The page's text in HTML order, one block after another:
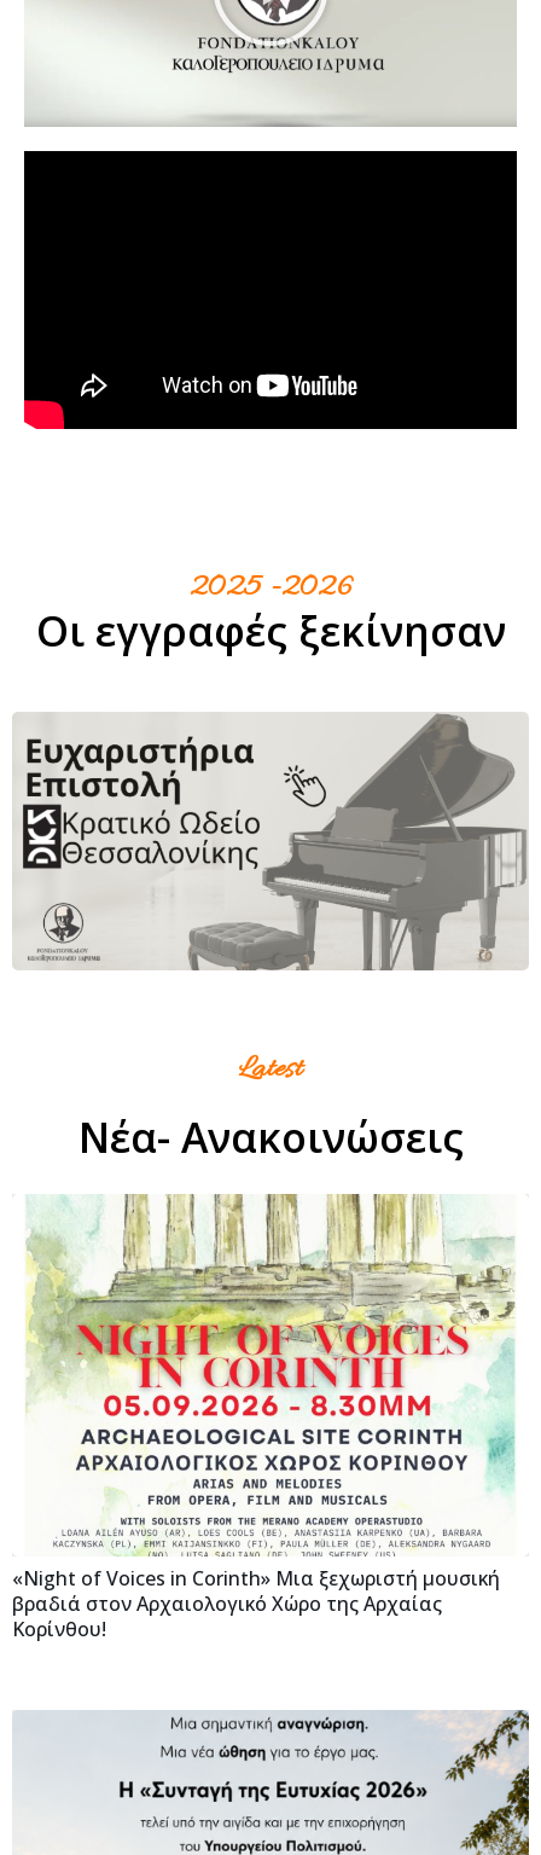
2025 -2026
Οι εγγραφές ξεκίνησαν
Latest
Νέα- Ανακοινώσεις
«Night of Voices in Corinth» Μια ξεχωριστή μουσική
βραδιά στον Αρχαιολογικό Χώρο της Αρχαίας
Κορίνθου!